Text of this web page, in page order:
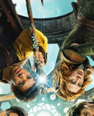
CRÉATION
ART
JEUX-VIDÉO
VINTAGE